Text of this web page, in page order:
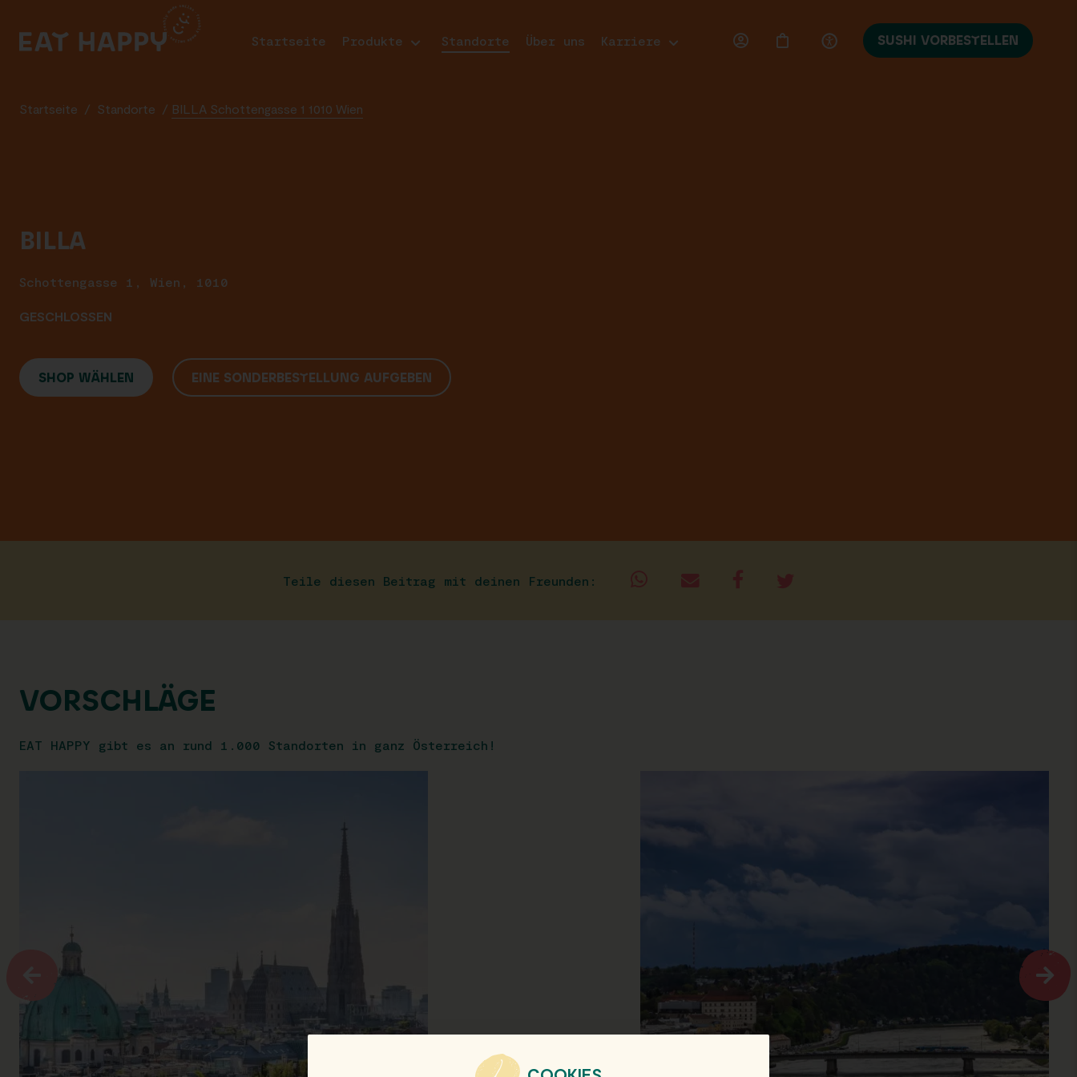
MAIN
Startseite Produkte Standorte Über uns Karriere SUSHI VORBESTELLEN
Startseite / Standorte / BILLA Schottengasse 1 1010 Wien
BILLA
Schottengasse 1, Wien, 1010
GESCHLOSSEN
SHOP WÄHLEN EINE SONDERBESTELLUNG AUFGEBEN
Teile diesen Beitrag mit deinen Freunden:
VORSCHLÄGE
EAT HAPPY gibt es an rund 1.000 Standorten in ganz Österreich!